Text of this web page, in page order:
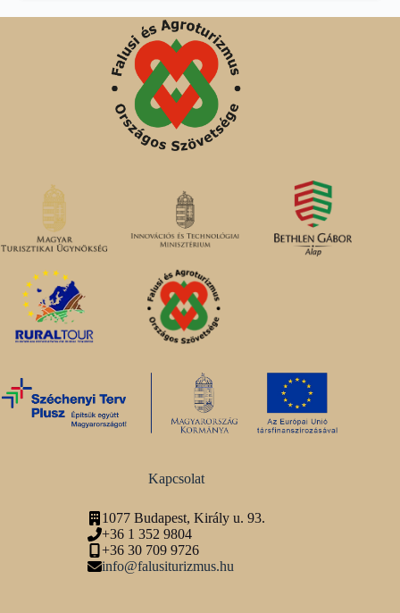
Kapcsolat
1077 Budapest, Király u. 93.
+36 1 352 9804
+36 30 709 9726
info@falusiturizmus.hu